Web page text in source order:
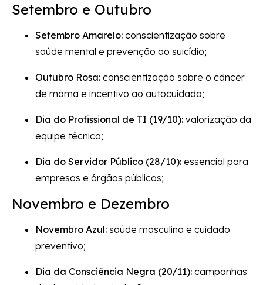
Setembro e Outubro
Setembro Amarelo: conscientização sobre
saúde mental e prevenção ao suicídio;
Outubro Rosa: conscientização sobre o câncer
de mama e incentivo ao autocuidado;
Dia do Profissional de TI (19/10): valorização da
equipe técnica;
Dia do Servidor Público (28/10): essencial para
empresas e órgãos públicos;
Novembro e Dezembro
Novembro Azul: saúde masculina e cuidado
preventivo;
Dia da Consciência Negra (20/11): campanhas